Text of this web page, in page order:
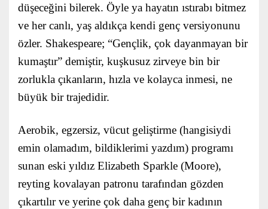
düşeceğini bilerek. Öyle ya hayatın ıstırabı bitmez
ve her canlı, yaş aldıkça kendi genç versiyonunu
özler. Shakespeare; “Gençlik, çok dayanmayan bir
kumaştır” demiştir, kuşkusuz zirveye bin bir
zorlukla çıkanların, hızla ve kolayca inmesi, ne
büyük bir trajedidir.
Aerobik, egzersiz, vücut geliştirme (hangisiydi
emin olamadım, bildiklerimi yazdım) programı
sunan eski yıldız Elizabeth Sparkle (Moore),
reyting kovalayan patronu tarafından gözden
çıkartılır ve yerine çok daha genç bir kadının